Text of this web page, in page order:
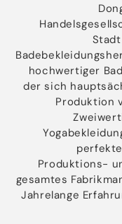
hochwertiger
der sich
Produktion
Produktions-
gesamtes
Jahrelange